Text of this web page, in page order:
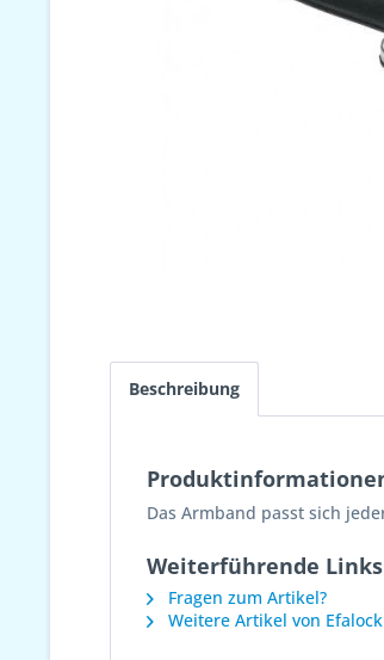
Beschreibung
Das Armband passt sich
Weiterführende
Fragen zum Artikel?
Weitere Artikel von Efalock